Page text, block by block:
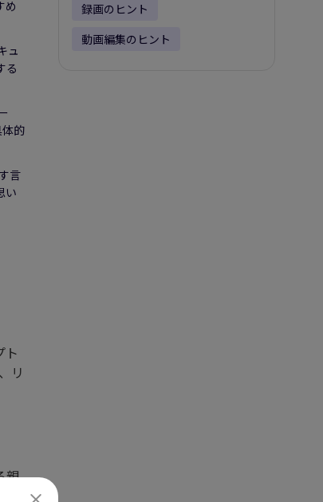
め
ュ
る
的
言
い
ト
リ
親
録画のヒント
動画編集のヒント